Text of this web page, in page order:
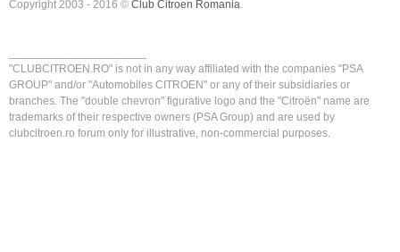
Copyright 2003 - 2016 © Club Citroen Romania.
"CLUBCITROEN.RO" is not in any way affiliated with the companies "PSA
GROUP" and/or "Automobiles CITROEN" or any of their subsidiaries or
branches. The "double chevron" figurative logo and the "Citroën" name are
trademarks of their respective owners (PSA Group) and are used by
clubcitroen.ro forum only for illustrative, non-commercial purposes.